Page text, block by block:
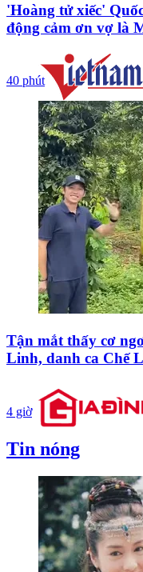
'Hoàng tử xiếc'
động cảm ơn vợ là
40 phút
Tận mắt thấy cơ
Linh, danh ca Chế
4 giờ
Tin nóng